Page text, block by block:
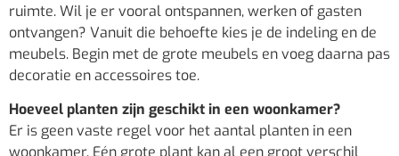
ruimte. Wil je er vooral ontspannen, werken of gasten
ontvangen? Vanuit die behoefte kies je de indeling en de
meubels. Begin met de grote meubels en voeg daarna pas
decoratie en accessoires toe.
Hoeveel planten zijn geschikt in een woonkamer?
Er is geen vaste regel voor het aantal planten in een
woonkamer. Eén grote plant kan al een groot verschil